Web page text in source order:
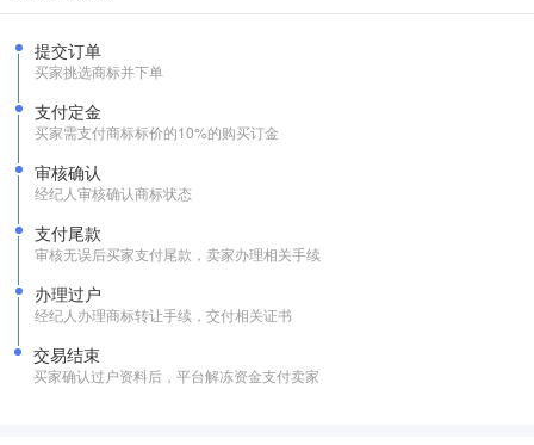
提交订单
买家挑选商标并下单
支付定金
买家需支付商标标价的10%的购买订金
审核确认
经纪人审核确认商标状态
支付尾款
审核无误后买家支付尾款，卖家办理相关手续
办理过户
经纪人办理商标转让手续，交付相关证书
交易结束
买家确认过户资料后，平台解冻资金支付卖家